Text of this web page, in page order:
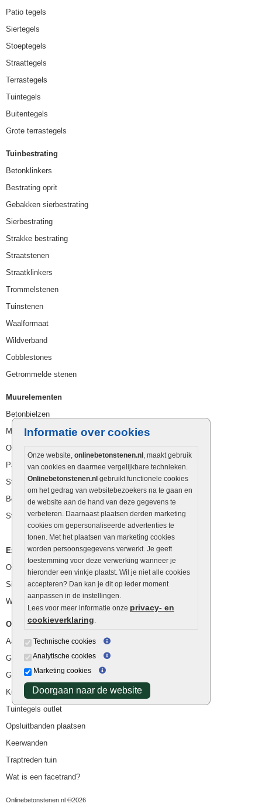
Informatie over cookies
Onze website, onlinebetonstenen.nl , maakt gebruik
van cookies en daarmee vergelijkbare technieken.
Onlinebetonstenen.nl gebruikt functionele cookies
om het gedrag van websitebezoekers na te gaan en
de website aan de hand van deze gegevens te
verbeteren. Daarnaast plaatsen derden marketing
cookies om gepersonaliseerde advertenties te
tonen. Met het plaatsen van marketing cookies
worden persoonsgegevens verwerkt. Je geeft
toestemming voor deze verwerking wanneer je
hieronder een vinkje plaatst. Wil je niet alle cookies
accepteren? Dan kan je dit op ieder moment
aanpassen in de instellingen.
Lees voor meer informatie onze privacy- en
cookieverklaring.
Technische cookies
Analytische cookies
Marketing cookies
Doorgaan naar de website
Patio tegels
Siertegels
Stoeptegels
Straattegels
Terrastegels
Tuintegels
Buitentegels
Grote terrastegels
Tuinbestrating
Betonklinkers
Bestrating oprit
Gebakken sierbestrating
Sierbestrating
Strakke bestrating
Straatstenen
Straatklinkers
Trommelstenen
Tuinstenen
Waalformaat
Wildverband
Cobblestones
Getrommelde stenen
Muurelementen
Betonbielzen
Muurstenen
Opsluitbanden
Palissaden
Stapelblokken
Betonblokken
Stapelstenen
Extra benodigdheden
Ophoogzand
Siergrind en siersplit
Waterafvoer
Overig
Aanbiedingen
Goedkope bestrating
Goedkope tuintegels
Kunstgras
Tuintegels outlet
Opsluitbanden plaatsen
Keerwanden
Traptreden tuin
Wat is een facetrand?
Onlinebetonstenen.nl ©2026